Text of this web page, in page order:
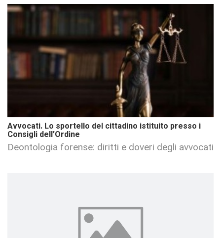
Avvocati. Lo sportello del cittadino istituito presso i
Consigli dell’Ordine
Deontologia forense: diritti e doveri degli avvocati